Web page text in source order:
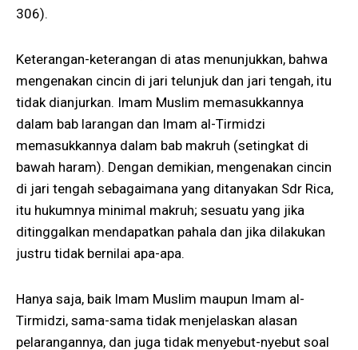
306).
Keterangan-keterangan di atas menunjukkan, bahwa
mengenakan cincin di jari telunjuk dan jari tengah, itu
tidak dianjurkan. Imam Muslim memasukkannya
dalam bab larangan dan Imam al-Tirmidzi
memasukkannya dalam bab makruh (setingkat di
bawah haram). Dengan demikian, mengenakan cincin
di jari tengah sebagaimana yang ditanyakan Sdr Rica,
itu hukumnya minimal makruh; sesuatu yang jika
ditinggalkan mendapatkan pahala dan jika dilakukan
justru tidak bernilai apa-apa.
Hanya saja, baik Imam Muslim maupun Imam al-
Tirmidzi, sama-sama tidak menjelaskan alasan
pelarangannya, dan juga tidak menyebut-nyebut soal